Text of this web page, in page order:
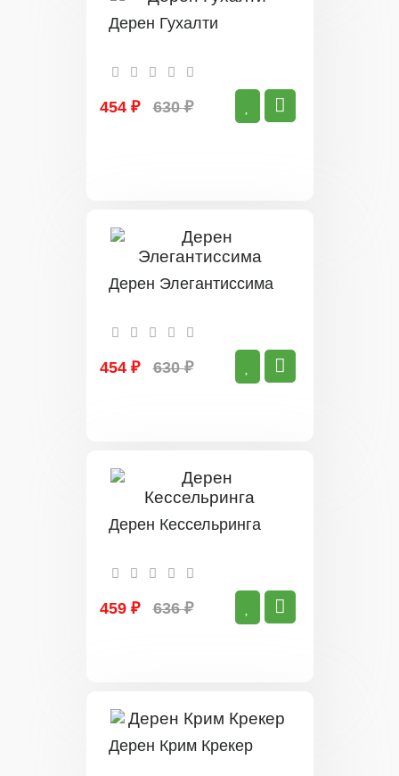
Дерен Гухалти
454 ₽ 630 ₽
Дерен Элегантиссима
454 ₽ 630 ₽
Дерен Кессельринга
459 ₽ 636 ₽
Дерен Крим Крекер